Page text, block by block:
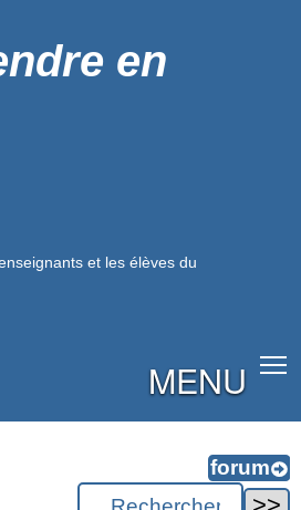
en
et les élèves du
MENU